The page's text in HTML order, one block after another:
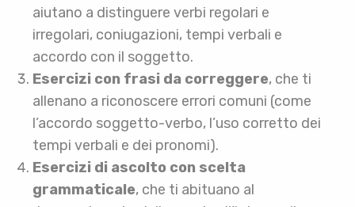
aiutano a distinguere verbi regolari e
irregolari, coniugazioni, tempi verbali e
accordo con il soggetto.
Esercizi con frasi da correggere, che ti
allenano a riconoscere errori comuni (come
l’accordo soggetto-verbo, l’uso corretto dei
tempi verbali e dei pronomi).
Esercizi di ascolto con scelta
grammaticale, che ti abituano al